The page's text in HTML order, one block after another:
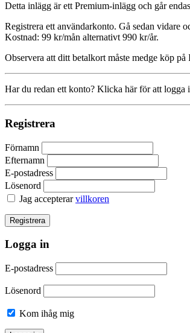
Detta inlägg är ett Premium-inlägg och går
Registrera ett användarkonto. Gå sedan vidare
Kostnad: 99 kr/mån alternativt 990 kr/år.
Observera att ditt betalkort måste medge köp på
Har du redan ett konto? Klicka här för att logga
Registrera
Förnamn
Efternamn
E-postadress
Lösenord
Jag accepterarvillkoren
Logga in
E-postadress
Lösenord
Kom ihåg mig